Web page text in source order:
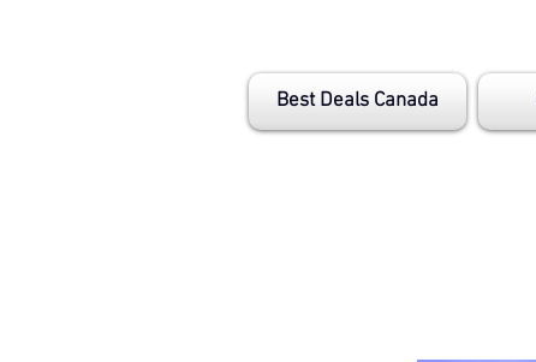
Best Deals Canada